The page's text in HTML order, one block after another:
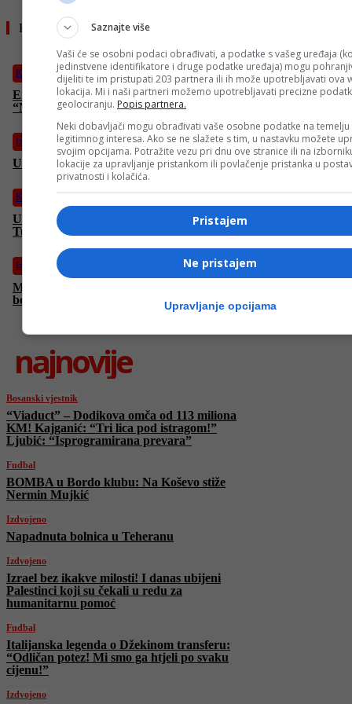
Pročitajte još
Kultura
Emina Jahović i Mirza Selimović predstavili spot za pjesmu
“Ništa ili sve”: Spoj vrhunskih vokala
Izdvojeno
U SARTR-u večeras drama “Svijet i sve u njemu“
Kultura
U Zagrebu i Bihaću održane promocije knjige “Ubistvo Hakije
Turajlića” autora Muniba Ušanovića
Izdvojeno
Maida Kulić Vugdalić – Sarajka koja već tri decenije čuva
bosanski jezik i kulturu među mladima u dalekoj Australiji
najnovije
Bosanski vjestnik
“Viaduct” – Dodikova omča od 113 miliona
KM! Kajganić: “Tri lica pod istragom!”
Ljubić: “Isprogramirana prevara”
Fudbal
BOMBA u Bordo klubu: Na Koševo stiže
Nermin Mujkić
Izdvojeno
Napadnuta bolnica u Teheranu
Izdvojeno
Izrael bez ikakve milosti! I danas ubijeni
Palestinci koji su čekali u redu za
humanitarnu pomoć
Fudbal
Italijanska legenda o Džekinom transferu:
“Odličan potez! Mi smo ga htjeli po svaku
cijenu!”
Izdvojeno
Saznajte više
Vaši će se osobni podaci obrađivati, a podatke s vašeg uređaja
jedinstvene identifikatore i druge podatke uređaja) mogu
dijeliti te im pristupati 203 partnera ili ih može upotrebljavati ova
lokacija. Mi i naši partneri možemo upotrebljavati precizne
geolociranju. Popis partnera.
Neki dobavljači mogu obrađivati vaše osobne podatke na temelju
legitimnog interesa. Ako se ne slažete s tim, u nastavku možete
svojim opcijama. Potražite vezu pri dnu ove stranice ili na
lokacije za upravljanje pristankom ili povlačenje pristanka u
privatnosti i kolačića.
Pristajem
Ne pristajem
Upravljanje opcijama